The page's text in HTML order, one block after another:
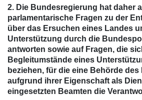
2. Die Bundesregierung hat daher
parlamentarische Fragen zu der
über das Ersuchen eines Landes
Unterstützung durch die
antworten sowie auf Fragen, die
Begleitumstände eines
beziehen, für die eine Behörde des
aufgrund ihrer Eigenschaft als
eingesetzten Beamten die